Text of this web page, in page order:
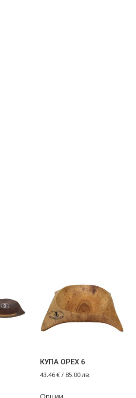
КУПА ОРЕХ 6
43.46€/ 85.00 лв.
Опции